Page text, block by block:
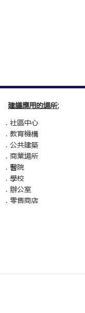
建議應用的場所:
．社區中心
．教育機構
．公共建築
．商業場所
．醫院
．學校
．辦公室
．零售商店